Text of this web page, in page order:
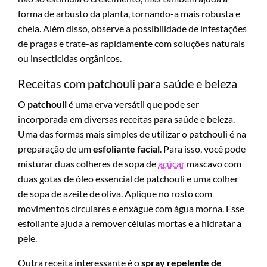
forma de arbusto da planta, tornando-a mais robusta e
cheia. Além disso, observe a possibilidade de infestações
de pragas e trate-as rapidamente com soluções naturais
ou insecticidas orgânicos.
Receitas com patchouli para saúde e beleza
O patchoulié uma erva versátil que pode ser
incorporada em diversas receitas para saúde e beleza.
Uma das formas mais simples de utilizar o patchouli é na
preparação de umesfoliante facial . Para isso, você pode
misturar duas colheres de sopa deaçúcar mascavo com
duas gotas de óleo essencial de patchouli e uma colher
de sopa de azeite de oliva. Aplique no rosto com
movimentos circulares e enxágue com água morna. Esse
esfoliante ajuda a remover células mortas e a hidratar a
pele.
Outra receita interessante é ospray repelente de